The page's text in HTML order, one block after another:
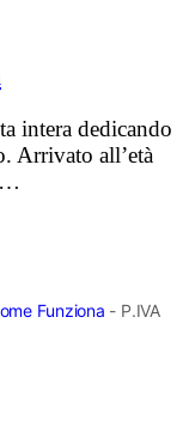
intera dedicando
Arrivato all’età
Funziona - P.IVA